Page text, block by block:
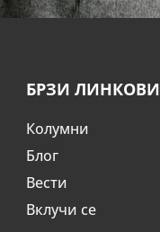
БРЗИ ЛИНКОВИ
Колумни
Блог
Вести
Вклучи се